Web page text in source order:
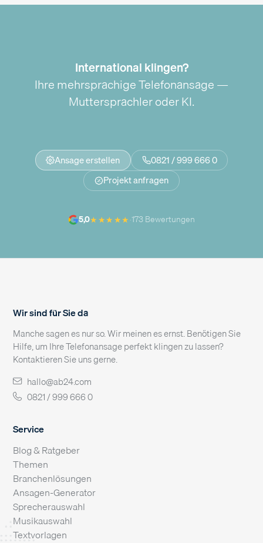
International klingen?
Ihre mehrsprachige Telefonansage —
Muttersprachler oder KI.
Ansage erstellen
0821 / 999 666 0
Projekt anfragen
5,0★★★★★·173 Bewertungen
Wir sind für Sie da
Manche sagen es nur so. Wir meinen es ernst. Benötigen Sie
Hilfe, um Ihre Telefonansage perfekt klingen zu lassen?
Kontaktieren Sie uns gerne.
hallo@ab24.com
0821 / 999 666 0
Service
Blog & Ratgeber
Themen
Branchenlösungen
Ansagen-Generator
Sprecherauswahl
Musikauswahl
Textvorlagen